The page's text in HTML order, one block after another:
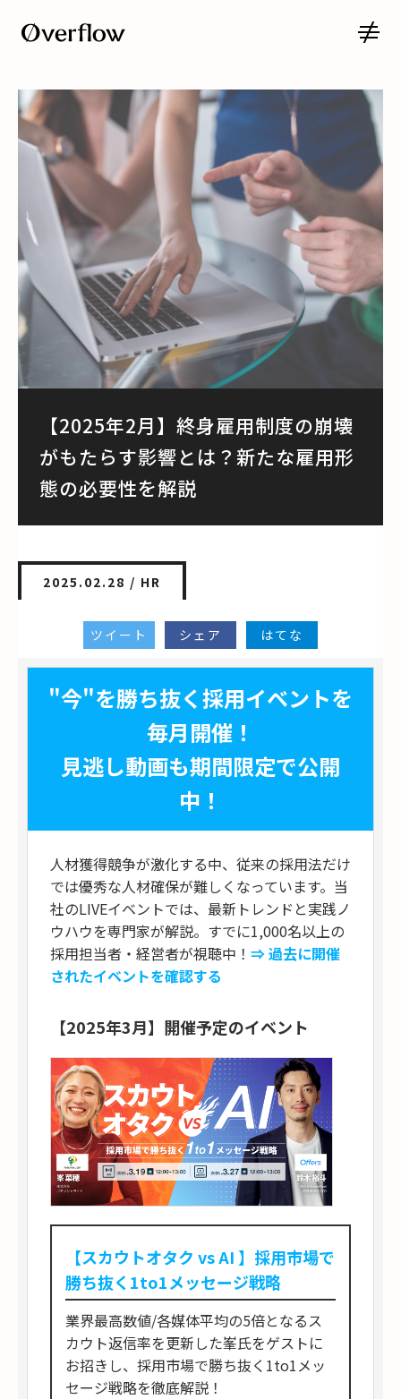
【2025年2月】終身雇用制度の崩壊
がもたらす影響とは？新たな雇用形
態の必要性を解説
2025.02.28 / HR
ツイート シェア はてな
"今"を勝ち抜く採用イベントを
毎月開催！
見逃し動画も期間限定で公開
中！
人材獲得競争が激化する中、従来の採用法だけ
では優秀な人材確保が難しくなっています。当
社のLIVEイベントでは、最新トレンドと実践ノ
ウハウを専門家が解説。すでに1,000名以上の
採用担当者・経営者が視聴中！ ⇒ 過去に開催
されたイベントを確認する
【2025年3月】開催予定のイベント
【スカウトオタク vs AI 】採用市場で
勝ち抜く1to1メッセージ戦略
業界最高数値/各媒体平均の5倍となるス
カウト返信率を更新した峯氏をゲストに
お招きし、採用市場で勝ち抜く1to1メッ
セージ戦略を徹底解説！